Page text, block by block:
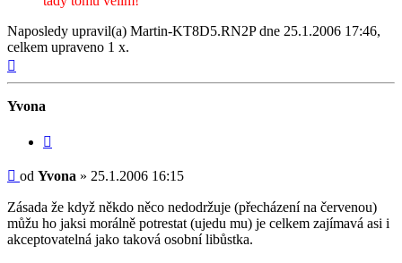
Naposledy upravil(a) Martin-KT8D5.RN2Pdne 25.1.2006 17:46,
celkem upraveno 1 x.
Yvona
Příspěvek
od Yvona » 25.1.2006 16:15
Zásada že když někdo něco nedodržuje (přecházení na červenou)
můžu ho jaksi morálně potrestat (ujedu mu) je celkem zajímavá asi i
akceptovatelná jako taková osobní libůstka.